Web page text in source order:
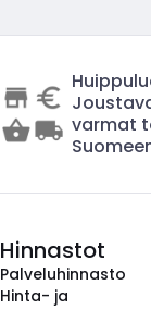
varmat
Hinnastot
Palveluhinnasto
Hinta- ja